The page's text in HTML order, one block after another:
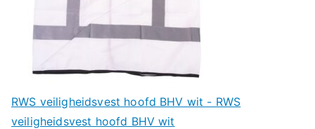
RWS veiligheidsvest hoofd BHV wit - RWS
veiligheidsvest hoofd BHV wit